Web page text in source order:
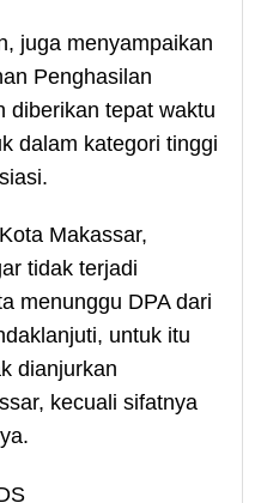
juga menyampaikan
Penghasilan
diberikan tepat waktu
dalam kategori tinggi
Makassar,
tidak terjadi
menunggu DPA dari
untuk itu
dianjurkan
kecuali sifatnya